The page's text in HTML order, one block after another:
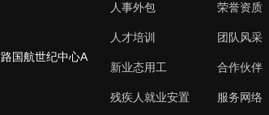
国航世纪中心A
人事外包
人才培训
新业态用工
残疾人就业安置
荣誉资质
团队风采
合作伙伴
服务网络